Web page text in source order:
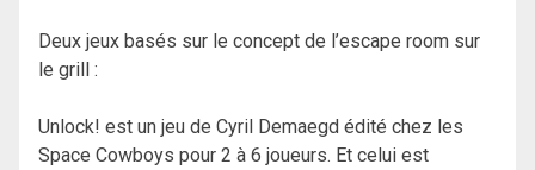
Deux jeux basés sur le concept de l’escape room sur
le grill :
Unlock! est un jeu de Cyril Demaegd édité chez les
Space Cowboys pour 2 à 6 joueurs. Et celui est